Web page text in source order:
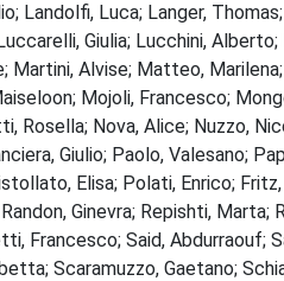
Landolfi, Luca; Langer,
Giulia; Lucchini,
Alvise; Matteo,
Mojoli, Francesco;
Rosella; Nova, Alice; Nuzzo,
Giulio; Paolo, Valesano;
Elisa; Polati, Enrico;
Ginevra; Repishti,
Francesco; Said, Abdurraouf;
Scaramuzzo, Gaetano;